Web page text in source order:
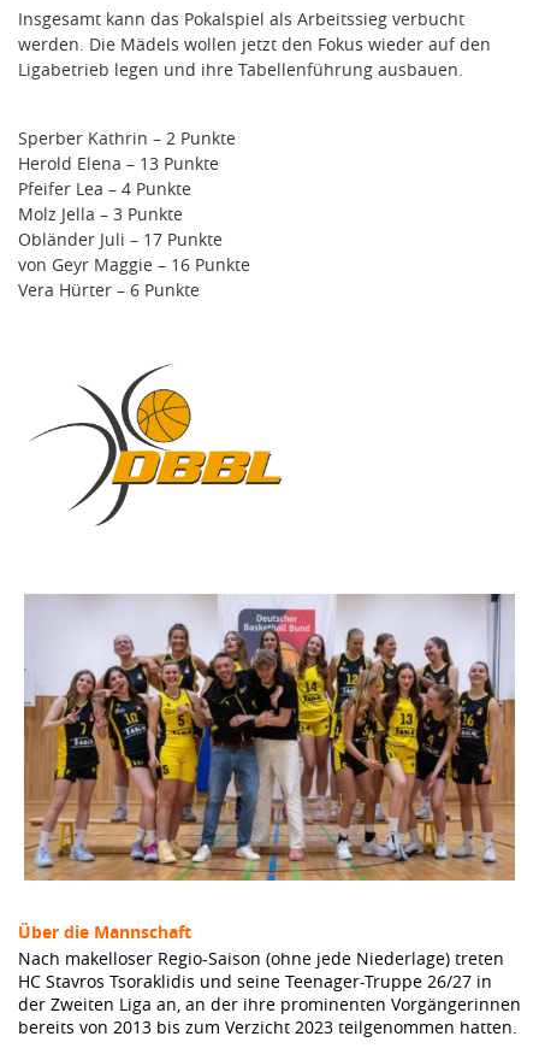
Insgesamt kann das Pokalspiel als Arbeitssieg verbucht
werden. Die Mädels wollen jetzt den Fokus wieder auf den
Ligabetrieb legen und ihre Tabellenführung ausbauen.
Sperber Kathrin – 2 Punkte
Herold Elena – 13 Punkte
Pfeifer Lea – 4 Punkte
Molz Jella – 3 Punkte
Obländer Juli – 17 Punkte
von Geyr Maggie – 16 Punkte
Vera Hürter – 6 Punkte
Über die Mannschaft
Nach makelloser Regio-Saison (ohne jede Niederlage) treten
HC Stavros Tsoraklidis und seine Teenager-Truppe 26/27 in
der Zweiten Liga an, an der ihre prominenten Vorgängerinnen
bereits von 2013 bis zum Verzicht 2023 teilgenommen hatten.